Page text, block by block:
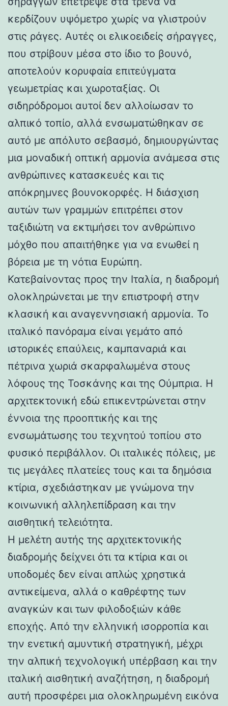
κερδίζουν υψόμετρο χωρίς να γλιστρούν
στις ράγες. Αυτές οι ελικοειδείς σήραγγες,
που στρίβουν μέσα στο ίδιο το βουνό,
αποτελούν κορυφαία επιτεύγματα
γεωμετρίας και χωροταξίας. Οι
σιδηρόδρομοι αυτοί δεν αλλοίωσαν το
αλπικό τοπίο, αλλά ενσωματώθηκαν σε
αυτό με απόλυτο σεβασμό, δημιουργώντας
μια μοναδική οπτική αρμονία ανάμεσα στις
ανθρώπινες κατασκευές και τις
απόκρημνες βουνοκορφές. Η διάσχιση
αυτών των γραμμών επιτρέπει στον
ταξιδιώτη να εκτιμήσει τον ανθρώπινο
μόχθο που απαιτήθηκε για να ενωθεί η
βόρεια με τη νότια Ευρώπη.
Κατεβαίνοντας προς την Ιταλία, η διαδρομή
ολοκληρώνεται με την επιστροφή στην
κλασική και αναγεννησιακή αρμονία. Το
ιταλικό πανόραμα είναι γεμάτο από
ιστορικές επαύλεις, καμπαναριά και
πέτρινα χωριά σκαρφαλωμένα στους
λόφους της Τοσκάνης και της Ούμπρια. Η
αρχιτεκτονική εδώ επικεντρώνεται στην
έννοια της προοπτικής και της
ενσωμάτωσης του τεχνητού τοπίου στο
φυσικό περιβάλλον. Οι ιταλικές πόλεις, με
τις μεγάλες πλατείες τους και τα δημόσια
κτίρια, σχεδιάστηκαν με γνώμονα την
κοινωνική αλληλεπίδραση και την
αισθητική τελειότητα.
Η μελέτη αυτής της αρχιτεκτονικής
διαδρομής δείχνει ότι τα κτίρια και οι
υποδομές δεν είναι απλώς χρηστικά
αντικείμενα, αλλά ο καθρέφτης των
αναγκών και των φιλοδοξιών κάθε
εποχής. Από την ελληνική ισορροπία και
την ενετική αμυντική στρατηγική, μέχρι
την αλπική τεχνολογική υπέρβαση και την
ιταλική αισθητική αναζήτηση, η διαδρομή
αυτή προσφέρει μια ολοκληρωμένη εικόνα